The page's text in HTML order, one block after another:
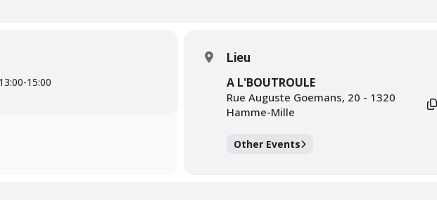
13:00-15:00
Lieu
A L'BOUTROULE
Rue Auguste Goemans, 20 - 1320
Hamme-Mille
Other Events